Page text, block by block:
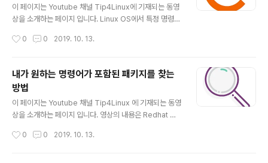
?? xargs 명령어로 해결해보자. 사용자가 넘겨주는 인수
값을 제2의 명령어와 혼용하여 활용 할 수 있는 xargs 명
m
이 페이지는 Youtube 채널 Tip4Linux에 기재되는 동영
상을 소개하는 페이지 입니다. Linux OS에서 특정 명령어
을때 for문, while문, watch 명령등을 활용하여 손쉽게
아요는 불량펭귄에게 큰 힘이 됩니다. 이 영상은 Full HD 1
080 해상도 및 60 Frame 환경으로 제작되었습니다. 이
상입니다. 감사합니다~
0 0 2019. 10. 13.
내가 원하는 명령어가 포함된 패키지를 찾는
방법
이 페이지는 Youtube 채널 Tip4Linux 에 기재되는 동영
상을 소개하는 페이지 입니다. 영상의 내용은 Redhat 계
포함된 패키지 이름을 확인하거나, 시스템에 설치 되어있
0 0 2019. 10. 13.